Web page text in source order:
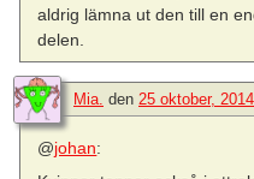
aldrig lämna ut den till en
delen.
Mia. den 25 oktober,
@johan: